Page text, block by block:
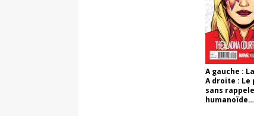
A gauche :
A droite : Le
sans
humanoïde…